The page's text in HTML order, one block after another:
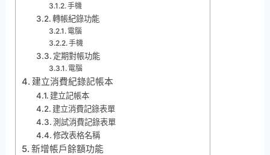
手機
轉帳紀錄功能
電腦
手機
定期對帳功能
電腦
建立消費紀錄記帳本
建立記帳本
建立消費記錄表單
測試消費記錄表單
修改表格名稱
新增帳戶餘額功能